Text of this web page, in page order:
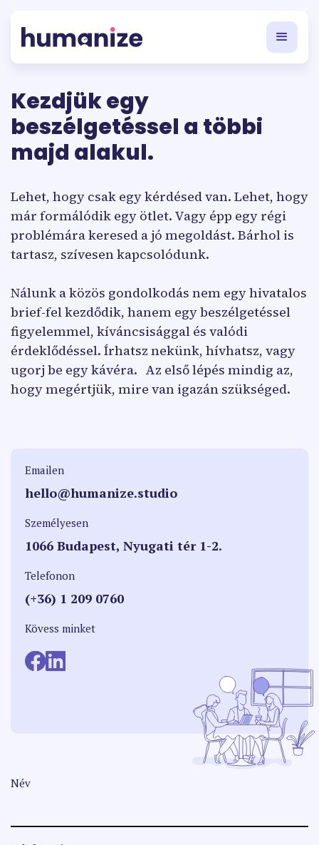
Kezdjük egy
beszélgetéssel a többi
majd alakul.
Lehet, hogy csak egy kérdésed van. Lehet, hogy
már formálódik egy ötlet. Vagy épp egy régi
problémára keresed a jó megoldást. Bárhol is
tartasz, szívesen kapcsolódunk.
Nálunk a közös gondolkodás nem egy hivatalos
brief-fel kezdődik, hanem egy beszélgetéssel
figyelemmel, kíváncsisággal és valódi
érdeklődéssel. Írhatsz nekünk, hívhatsz, vagy
ugorj be egy kávéra. Az első lépés mindig az,
hogy megértjük, mire van igazán szükséged.
Emailen
hello@humanize.studio
Személyesen
1066 Budapest, Nyugati tér 1-2.
Telefonon
(+36) 1 209 0760
Kövess minket
Név